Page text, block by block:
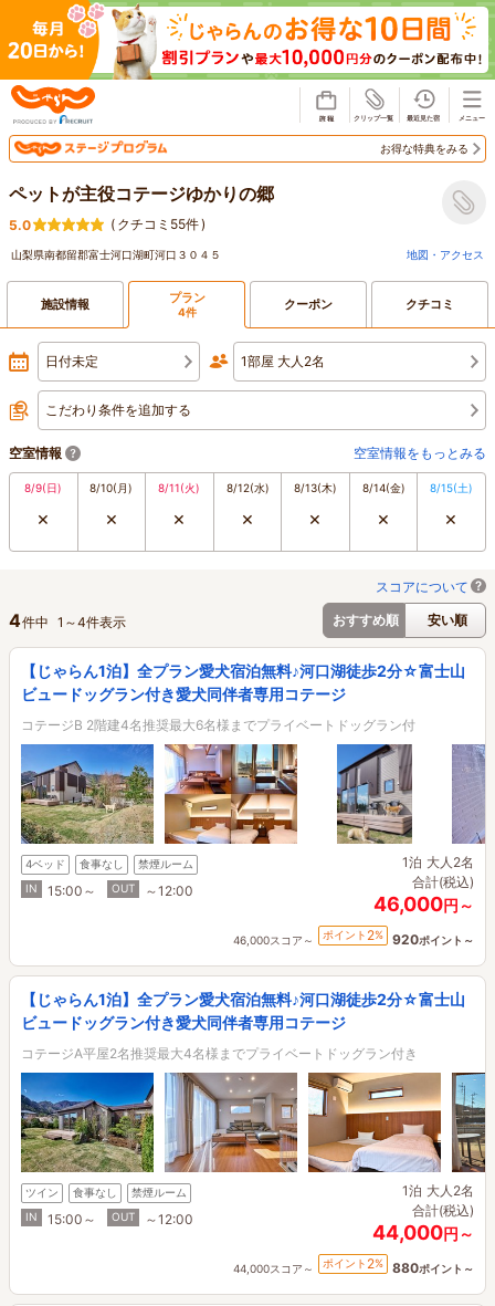
お得な特典をみる
ペットが主役コテージゆかりの郷
5.0 ( クチコミ55件)
山梨県南都留郡富士河口湖町河口３０４５ 地図・アクセス
施設情報 プラン
4件 クーポン クチコミ
日付未定 1部屋 大人2名
こだわり条件を追加する
空室情報 空室情報をもっとみる
8/9(日)
×
8/10(月)
×
8/11(火)
×
8/12(水)
×
8/13(木)
×
8/14(金)
×
8/15(土)
×
スコアについて
おすすめ順
安い順
4件中 1 ～4件表示
【じゃらん1泊】全プラン愛犬宿泊無料♪河口湖徒歩2分☆富士山
ビュードッグラン付き愛犬同伴者専用コテージ
コテージB 2階建4名推奨最大6名様までプライベートドッグラン付
4ベッド 食事なし
禁煙ルーム
IN
15:00～ OUT ～12:00
1泊 大人2名
合計(税込)
46,000円～
46,000スコア～ ポイント 2% 920ポイント～
【じゃらん1泊】全プラン愛犬宿泊無料♪河口湖徒歩2分☆富士山
ビュードッグラン付き愛犬同伴者専用コテージ
コテージA平屋2名推奨最大4名様までプライベートドッグラン付き
ツイン 食事なし
禁煙ルーム
IN
15:00～ OUT ～12:00
1泊 大人2名
合計(税込)
44,000円～
44,000スコア～ ポイント 2% 880ポイント～